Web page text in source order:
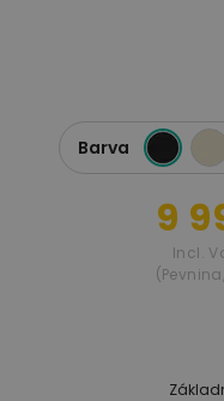
Barva
9
Incl.